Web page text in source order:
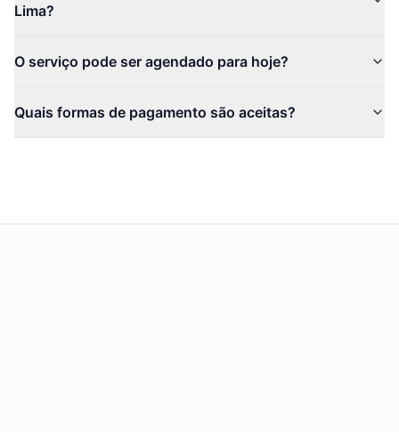
Lima?
O serviço pode ser agendado para hoje?
Quais formas de pagamento são aceitas?